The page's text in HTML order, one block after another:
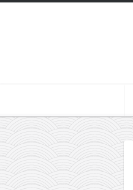
интернет пословање
исхраном до здравља
мој хаику
моменти и места